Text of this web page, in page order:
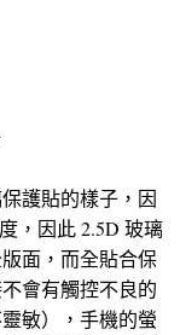
護貼的樣子，因
，因此 2.5D 玻璃
面，而全貼合保
會有觸控不良的
敏），手機的螢